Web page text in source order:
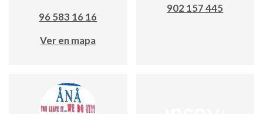
96 583 16 16
Ver en mapa
902 157 445